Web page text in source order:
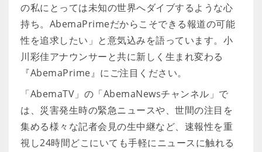
の私にとっては未知の世界へダイブするような心
持ち。AbemaPrimeだからこそできる報道の可能
性を追求したい」と意気込みを語っています。小
川彩佳アナウンサーと共に新しく生まれ変わる
『AbemaPrime』にご注目ください。
「AbemaTV」の「AbemaNewsチャンネル」で
は、災害発生時の緊急ニュースや、世間の注目を
集める様々な記者会見の生中継など、速報性を重
視し24時間どこにいても手軽にニュースに触れる